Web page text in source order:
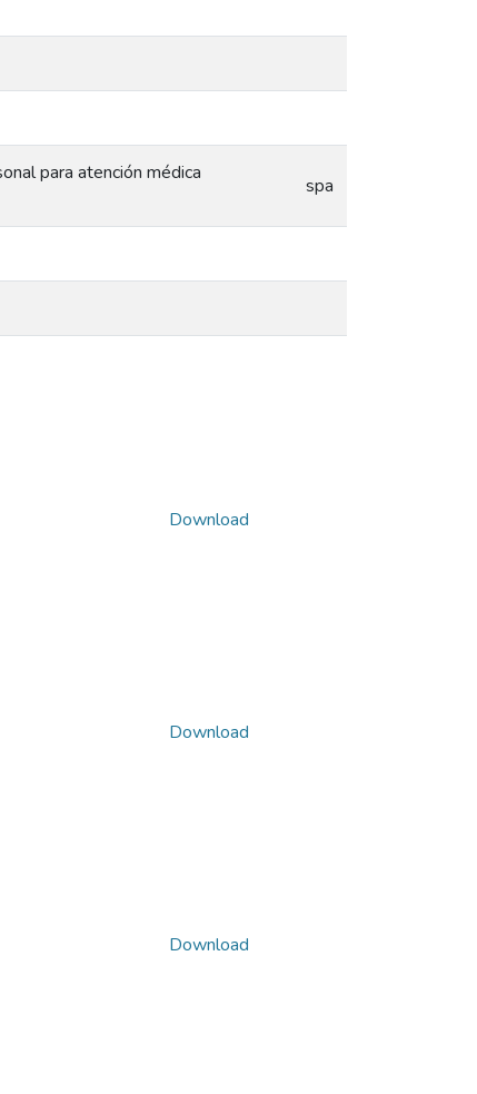
para atención médica
spa
Download
Download
Download